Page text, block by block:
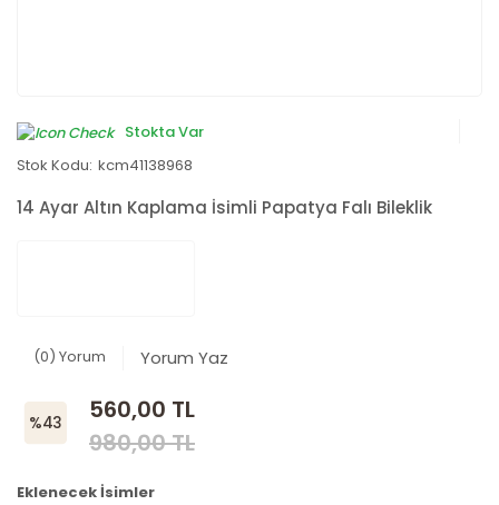
Stokta Var
Stok Kodu: kcm41138968
14 Ayar Altın Kaplama İsimli Papatya Falı Bileklik
(0) Yorum Yorum Yaz
%43
560,00 TL
980,00 TL
Eklenecek İsimler